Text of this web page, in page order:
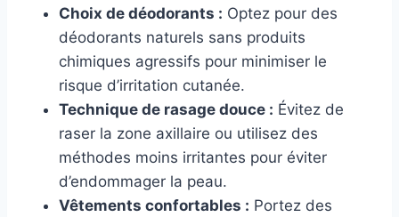
Choix de déodorants : Optez pour des
déodorants naturels sans produits
chimiques agressifs pour minimiser le
risque d’irritation cutanée.
Technique de rasage douce : Évitez de
raser la zone axillaire ou utilisez des
méthodes moins irritantes pour éviter
d’endommager la peau.
Vêtements confortables : Portez des